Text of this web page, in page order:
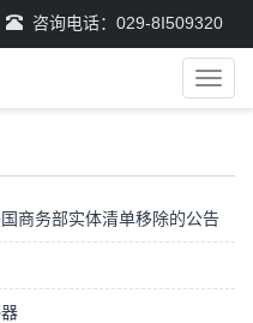
咨询电话：029-8I509320
导
航
商务部实体清单移除的公告